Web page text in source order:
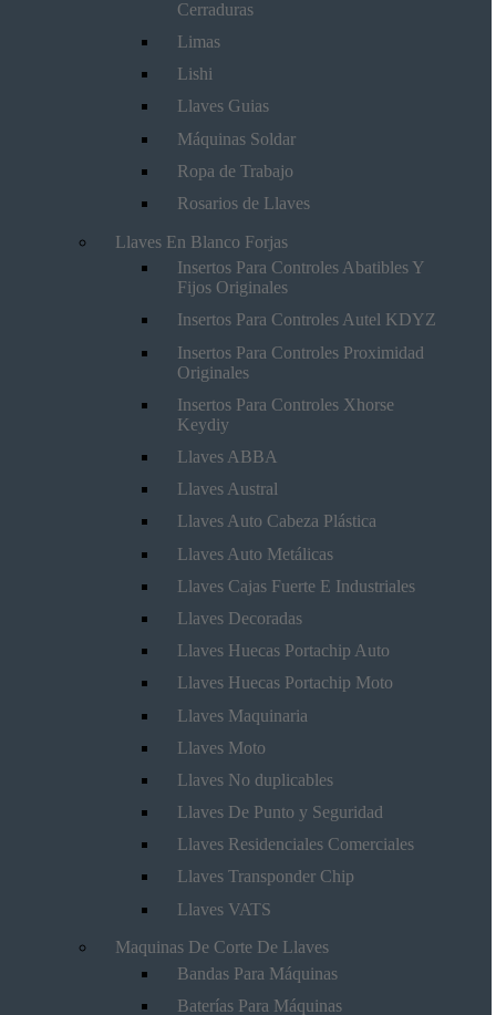
Cerraduras
Limas
Lishi
Llaves Guias
Máquinas Soldar
Ropa de Trabajo
Rosarios de Llaves
Llaves En Blanco Forjas
Insertos Para Controles Abatibles Y
Fijos Originales
Insertos Para Controles Autel KDYZ
Insertos Para Controles Proximidad
Originales
Insertos Para Controles Xhorse
Keydiy
Llaves ABBA
Llaves Austral
Llaves Auto Cabeza Plástica
Llaves Auto Metálicas
Llaves Cajas Fuerte E Industriales
Llaves Decoradas
Llaves Huecas Portachip Auto
Llaves Huecas Portachip Moto
Llaves Maquinaria
Llaves Moto
Llaves No duplicables
Llaves De Punto y Seguridad
Llaves Residenciales Comerciales
Llaves Transponder Chip
Llaves VATS
Maquinas De Corte De Llaves
Bandas Para Máquinas
Baterías Para Máquinas